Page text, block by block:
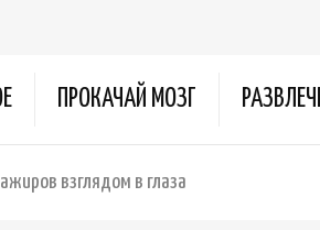
ПРОКАЧАЙ МОЗГ
взглядом в глаза